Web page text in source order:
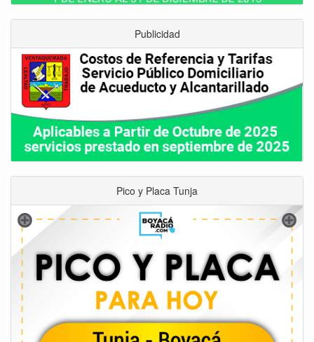
Publicidad
Pico y Placa Tunja